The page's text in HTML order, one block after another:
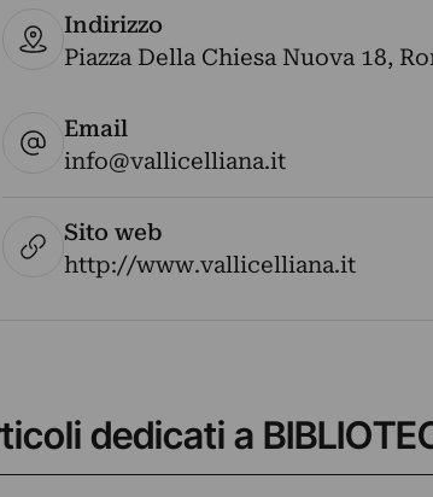
Indirizzo
Piazza Della Chiesa Nuova 18,
Email
info@vallicelliana.it
Sito web
http://www.vallicelliana.it
dedicati a